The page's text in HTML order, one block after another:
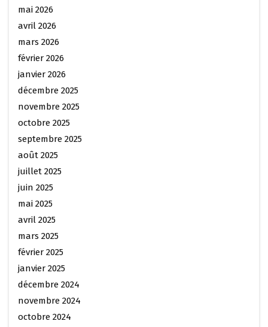
mai 2026
avril 2026
mars 2026
février 2026
janvier 2026
décembre 2025
novembre 2025
octobre 2025
septembre 2025
août 2025
juillet 2025
juin 2025
mai 2025
avril 2025
mars 2025
février 2025
janvier 2025
décembre 2024
novembre 2024
octobre 2024